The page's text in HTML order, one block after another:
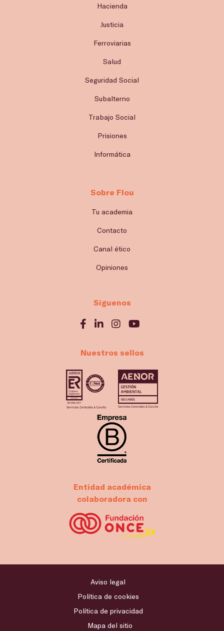
Hacienda
Justicia
Ferroviarias
Salud
Seguridad Social
Subalterno
Trabajo Social
Prisiones
Informática
Sobre Flou
Tu academia
Contacto
Canal ético
Opiniones
Síguenos
Nuestros sellos
Entidad académica
colaboradora con
Aviso legal
Política de cookies
Política de privacidad
Mapa del sitio